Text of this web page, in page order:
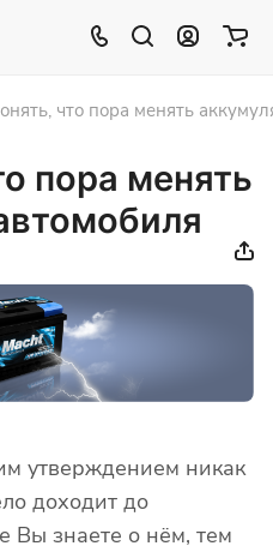
что пора менять
пора менять
утверждением никак
доходит до
Вы знаете о нём, тем